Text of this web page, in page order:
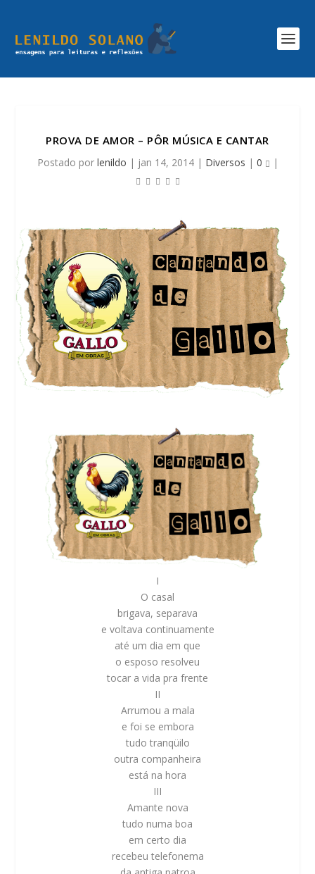
PROVA DE AMOR – PÔR MÚSICA E CANTAR
Postado por lenildo | jan 14, 2014| Diversos | 0 |
I
O casal
brigava, separava
e voltava continuamente
até um dia em que
o esposo resolveu
tocar a vida pra frente
II
Arrumou a mala
e foi se embora
tudo tranqüilo
outra companheira
está na hora
III
Amante nova
tudo numa boa
em certo dia
recebeu telefonema